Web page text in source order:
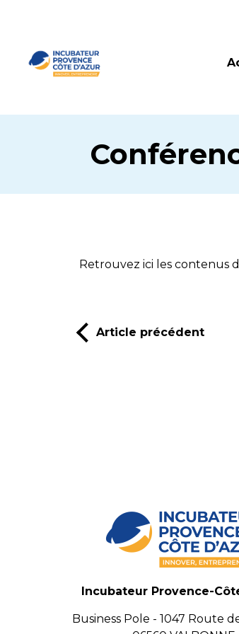
Retrouvez ici les contenus
Article précédent
Incubateur Provence-
Business Pole - 1047 Route